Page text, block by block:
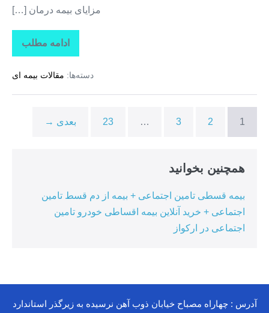
مزایای بیمه درمان […]
ادامه مطلب
تاراز
بیمه
بیمه
درمان
بیمه
دسته‌ها: مقالات بیمه ای
1
2
3
…
23 بعدی →
همچنین بخوانید
بیمه قسطی تامین اجتماعی + بیمه از دم قسط تامین
اجتماعی + خرید آنلاین بیمه اقساطی خودرو تامین
اجتماعی در ارکواز
آدرس : چهاراه مصباح خیابان ذوب آهن نرسیده به زیرگذر استاندارد